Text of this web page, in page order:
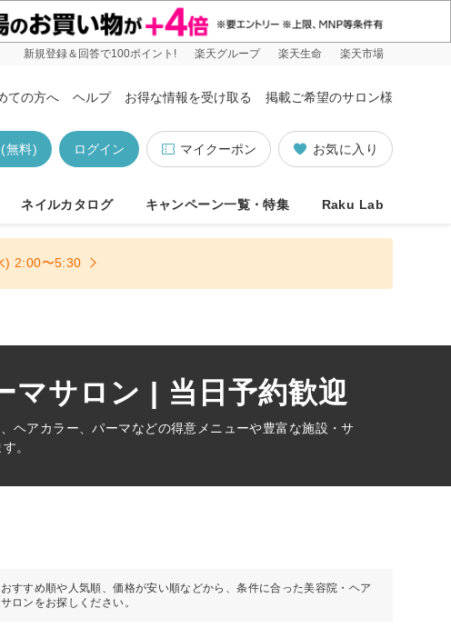
新規登録＆回答で100ポイント! 楽天グループ 楽天生命 楽天市場
ての方へ ヘルプ お得な情報を受け取る 掲載ご希望のサロン様
お気に入り
マイクーポン
ログイン
無料)
ネイルカタログ キャンペーン一覧・特集 Raku Lab
) 2:00〜5:30
マサロン | 当日予約歓迎
ヘアカラー、パーマなどの得意メニューや豊富な施設・サ
。
おすすめ順や人気順、価格が安い順などから、条件に合った美容院・ヘア
サロンをお探しください。